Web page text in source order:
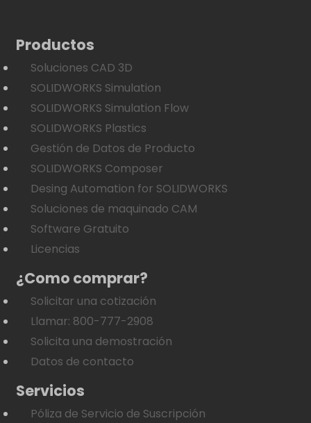
Productos
Soluciones CAD 3D
SOLIDWORKS Simulation
SOLIDWORKS Simulation Flow
SOLIDWORKS Plastics
Gestión de Datos de Producto
SOLIDWORKS Composer
Desing Automation for SOLIDWORKS
Soluciones de maquinado CAM
Software Gratuito
Licencias
¿Como comprar?
Solicitar una cotización
Llamar: 800-777-2908
Solicita una demostración
Datos de contacto
Servicios
Póliza de Servicio de Suscripción